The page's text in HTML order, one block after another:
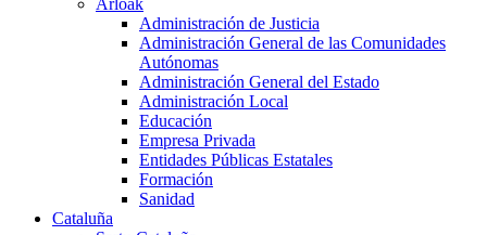
Arloak
Administración de Justicia
Administración General de las Comunidades
Autónomas
Administración General del Estado
Administración Local
Educación
Empresa Privada
Entidades Públicas Estatales
Formación
Sanidad
Cataluña